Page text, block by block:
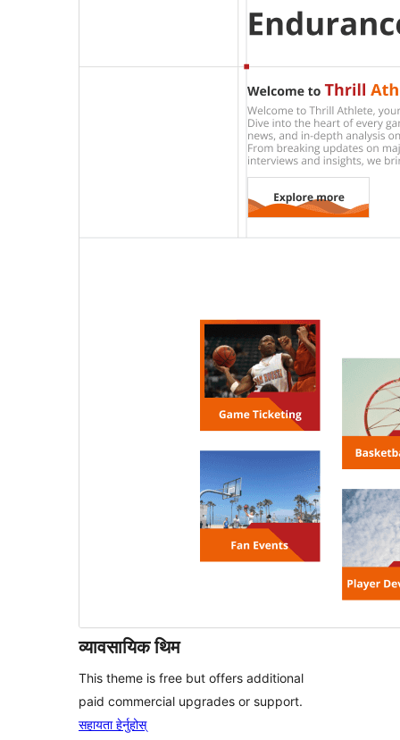
व्यावसायिक थिम
This theme is free but offers additional
paid commercial upgrades or support.
सहायता हेर्नुहोस्